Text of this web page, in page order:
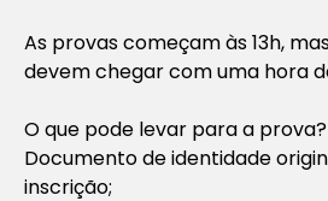
As provas começam às 13h,
devem chegar com uma hora
O que pode levar para a prova?
Documento de identidade
inscrição;